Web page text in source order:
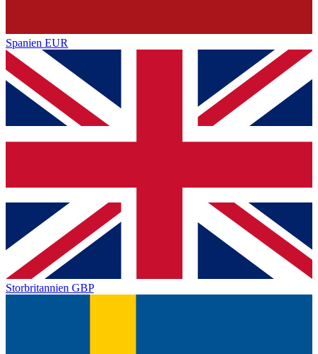
Spanien EUR
Storbritannien GBP